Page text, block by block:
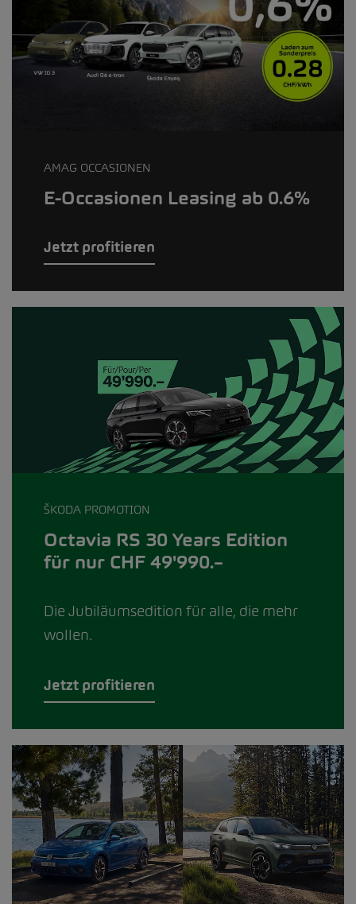
AMAG OCCASIONEN
E-Occasionen Leasing ab 0.6%
Jetzt profitieren
ŠKODA PROMOTION
Octavia RS 30 Years Edition
für nur CHF 49'990.–
Die Jubiläumsedition für alle, die mehr
wollen.
Jetzt profitieren